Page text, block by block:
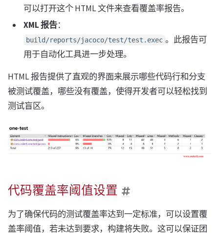
可以打开这个 HTML 文件来查看覆盖率报告。
XML 报告：
build/reports/jacoco/test/test.exec 。此报告可
用于自动化工具进一步处理。
HTML 报告提供了直观的界面来展示哪些代码行和分支
被测试覆盖，哪些没有覆盖，使得开发者可以轻松找到
测试盲区。
代码覆盖率阈值设置
为了确保代码的测试覆盖率达到一定标准，可以设置覆
盖率阈值，若未达到要求，构建将失败。这可以保证团